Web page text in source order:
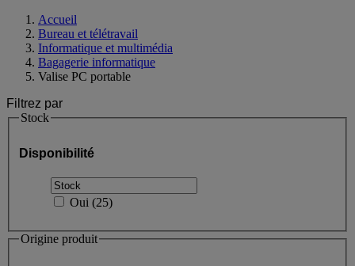
Accueil
Bureau et télétravail
Informatique et multimédia
Bagagerie informatique
Valise PC portable
Filtrez par
Stock
Disponibilité
Oui (25)
Origine produit